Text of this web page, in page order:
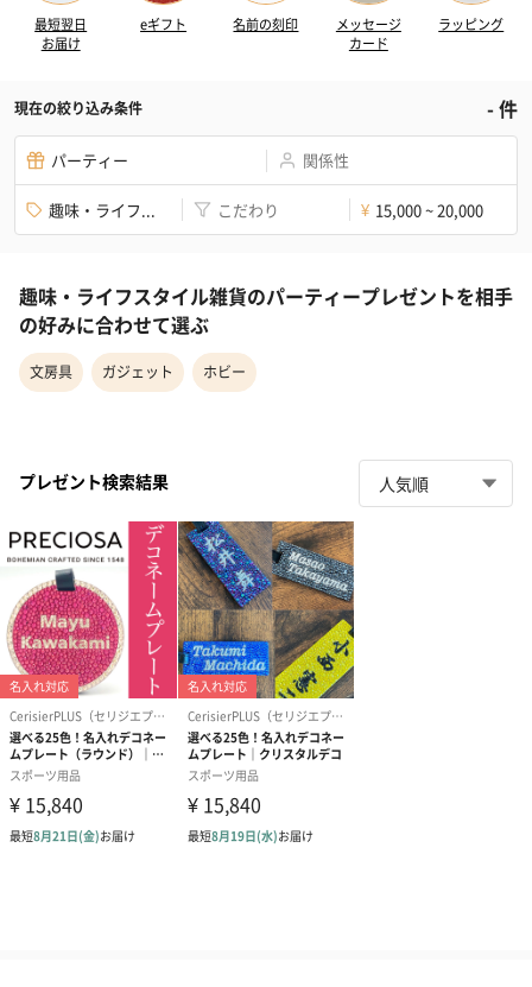
最短翌日
お届け
eギフト 名前の刻印
メッセージ
カード
ラッピング
現在の絞り込み条件 -件
パーティー 関係性
趣味・ライフ... こだわり ¥ 15,000 ~ 20,000
趣味・ライフスタイル雑貨のパーティープレゼントを相手
の好みに合わせて選ぶ
文房具 ガジェット ホビー
プレゼント検索結果